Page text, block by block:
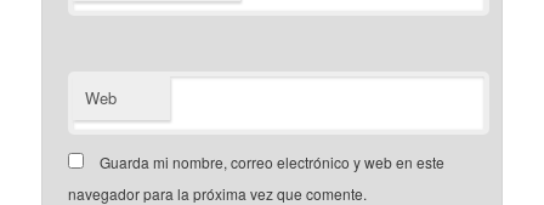
Web
Guarda mi nombre, correo electrónico y web en este
navegador para la próxima vez que comente.